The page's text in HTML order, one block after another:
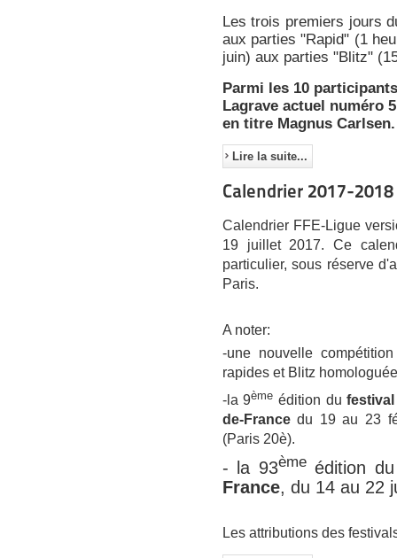
Les trois premiers jours
aux parties "Rapid" (1
juin) aux parties "Blitz"
Parmi les 10
Lagrave actuel numéro
en titre Magnus Carlsen.
Lire la suite...
Calendrier 2017-2018
Calendrier FFE-Ligue
19 juillet 2017. Ce
particulier, sous réserve
Paris.
A noter:
-une nouvelle
rapides et Blitz
-la 9ème édition du
de-Francedu 19 au 23
(Paris 20è).
- la 93èmeédition
France, du 14 au 22
Les attributions des